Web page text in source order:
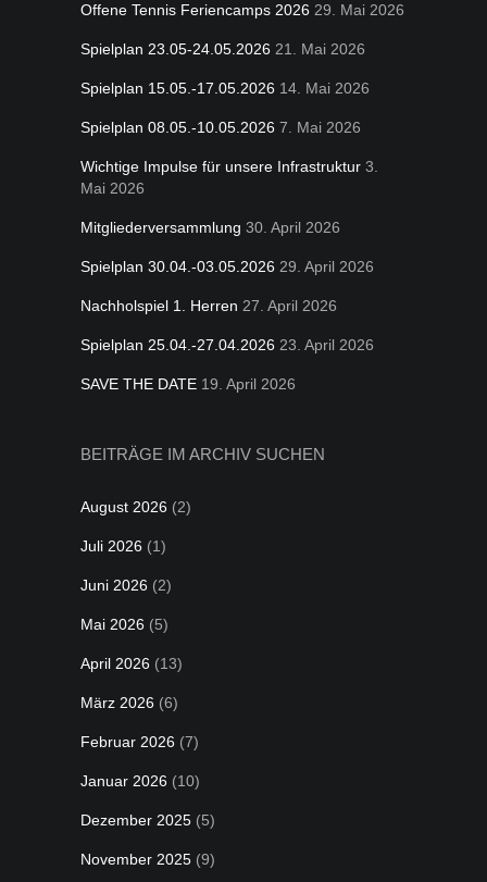
Offene Tennis Feriencamps 2026 29. Mai 2026
Spielplan 23.05-24.05.2026 21. Mai 2026
Spielplan 15.05.-17.05.2026 14. Mai 2026
Spielplan 08.05.-10.05.2026 7. Mai 2026
Wichtige Impulse für unsere Infrastruktur 3.
Mai 2026
Mitgliederversammlung 30. April 2026
Spielplan 30.04.-03.05.2026 29. April 2026
Nachholspiel 1. Herren 27. April 2026
Spielplan 25.04.-27.04.2026 23. April 2026
SAVE THE DATE 19. April 2026
BEITRÄGE IM ARCHIV SUCHEN
August 2026 (2)
Juli 2026 (1)
Juni 2026 (2)
Mai 2026 (5)
April 2026 (13)
März 2026 (6)
Februar 2026 (7)
Januar 2026 (10)
Dezember 2025 (5)
November 2025 (9)